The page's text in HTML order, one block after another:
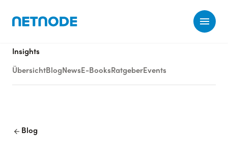
Insights
Übersicht Blog News E-Books Ratgeber Events
arrow_back Blog